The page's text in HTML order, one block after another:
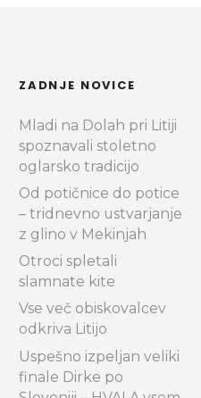
ZADNJE NOVICE
Mladi na Dolah pri Litiji
spoznavali stoletno
oglarsko tradicijo
Od potičnice do potice
– tridnevno ustvarjanje
z glino v Mekinjah
Otroci spletali
slamnate kite
Vse več obiskovalcev
odkriva Litijo
Uspešno izpeljan veliki
finale Dirke po